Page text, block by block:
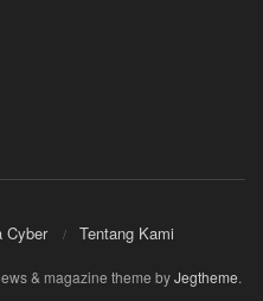
Cyber Tentang Kami
& magazine theme byJegtheme.